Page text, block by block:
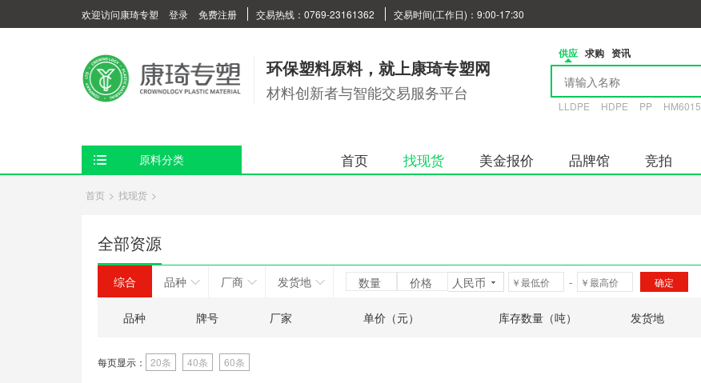
欢迎访问康琦专塑 登录 免费注册 交易热线：0769-23161362 交易时间(工作日)：9:00-17:30
环保塑料原料，就上康琦专塑网
材料创新者与智能交易服务平台
供应 求购 资讯
LLDPE HDPE PP HM6015
原料分类 首页 找现货 美金报价 品牌馆 竞拍
首页 > 找现货 >
全部资源
综合 品种 厂商 发货地 数量 价格 人民币 -
品种 牌号 厂家 单价（元） 库存数量（吨） 发货地
每页显示： 20条 40条 60条